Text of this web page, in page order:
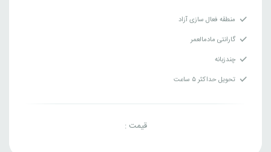
منطقه فعال سازی آزاد
گارانتی مادمالعمر
چندزبانه
تحویل حداکثر ۵ ساعت
قیمت :